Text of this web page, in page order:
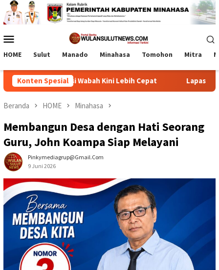
Loncat
ke
konten
Mobile
HOME Sulut Manado Minahasa Tomohon Mitra
Konten Spesial
Deteksi Wabah Kini Lebih Cepat Lapas Tamako dan
Beranda HOME Minahasa
Membangun Desa dengan Hati Seorang
Guru, John Koampa Siap Melayani
Pinkymediagrup@gmail.com
9 Juni 2026